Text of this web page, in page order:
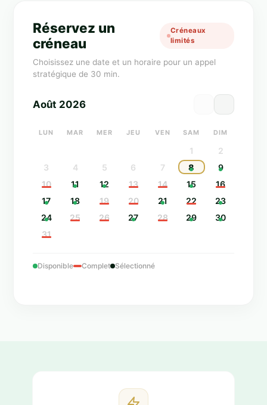
Réservez un
créneau
Créneaux
limités
Choisissez une date et un horaire pour un appel
stratégique de 30 min.
Août 2026
LUN MAR MER JEU VEN SAM DIM
1
2
3
4 5 6 7 8
9
10
11 12 13 14 15
16
17
18 19 20 21 22
23
24
25 26 27 28 29
30
31
Disponible Complet Sélectionné